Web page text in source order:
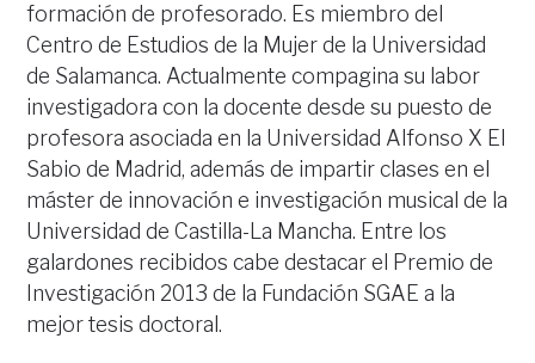
formación de profesorado. Es miembro del
Centro de Estudios de la Mujer de la Universidad
de Salamanca. Actualmente compagina su labor
investigadora con la docente desde su puesto de
profesora asociada en la Universidad Alfonso X El
Sabio de Madrid, además de impartir clases en el
máster de innovación e investigación musical de la
Universidad de Castilla-La Mancha. Entre los
galardones recibidos cabe destacar el Premio de
Investigación 2013 de la Fundación SGAE a la
mejor tesis doctoral.